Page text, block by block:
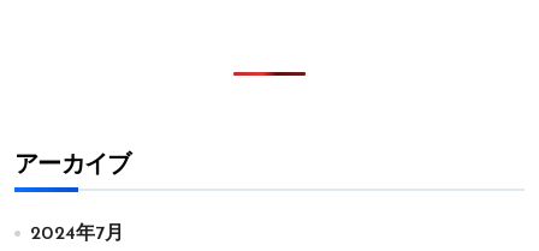
アーカイブ
2024年7月